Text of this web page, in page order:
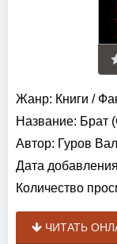
Жанр: Книги /
Название: Брат
Автор: Гуров
Дата
Количество
ЧИТАТЬ